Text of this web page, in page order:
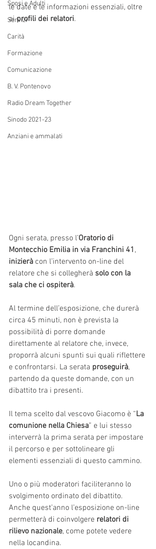
Sposi e Adulti
Servizi
Carità
Formazione
Comunicazione
B. V. Pontenovo
Radio Dream Together
Sinodo 2021-23
Anziani e ammalati
le date e le informazioni essenziali, oltre
ai profili dei relatori.
Ogni serata, presso l’Oratorio di
Montecchio Emilia in via Franchini 41 ,
inizierà con l’intervento on-line del
relatore che si collegherà solo con la
sala che ci ospiterà.
Al termine dell’esposizione, che durerà
circa 45 minuti, non è prevista la
possibilità di porre domande
direttamente al relatore che, invece,
proporrà alcuni spunti sui quali riflettere
e confrontarsi. La serata proseguirà,
partendo da queste domande, con un
dibattito tra i presenti.
Il tema scelto dal vescovo Giacomo è “La
comunione nella Chiesa” e lui stesso
interverrà la prima serata per impostare
il percorso e per sottolineare gli
elementi essenziali di questo cammino.
Uno o più moderatori faciliteranno lo
svolgimento ordinato del dibattito.
Anche quest’anno l’esposizione on-line
permetterà di coinvolgere relatori di
rilievo nazionale, come potete vedere
nella locandina.